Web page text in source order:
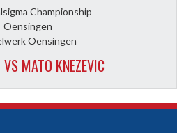
Championship
Oensingen
Oensingen
MATO KNEZEVIC